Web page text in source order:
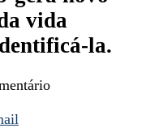
vida
la.